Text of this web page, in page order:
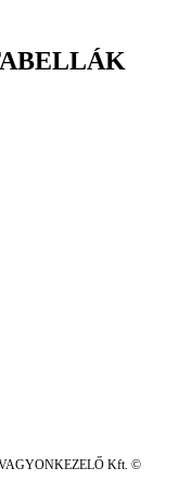
VAGYONKEZELŐ Kft. ©